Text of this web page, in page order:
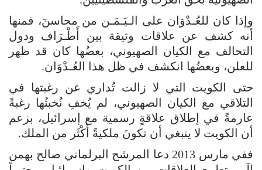
وإذا كان للعُـدْوَان على الـيَـمَـن من محاسنَ، فمنها
أنه كشف عن علاقات وثيقة بين أَطْـرَاف ودول
التحالف مع الكيان الصهيوني، بعضُها كان قد ظهر
للعلن، وبعضُها انكشف في ظل هذا العُـدْوَان.
حتى الكويت التي لا زالت تُداري عن رغبتها في
التلاقي مع الكيان الصهيوني، لم يُخفِ نُخبتُها رغبةً
عارمةً في إطلاق علاقةٍ رسمية مع إسرائيل، بزعم
أن الكويت لا ينبغي أن تكونَ ملكيةً أَكْثَر من الملك.
ففي مارس 2013 دعا المرشح البرلماني صالح بهمن